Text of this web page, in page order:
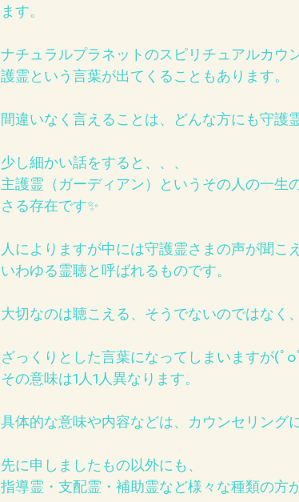
ます。
ナチュラルプラネットのスピリチュアルカウ
護霊という言葉が出てくることもあります。
間違いなく言えることは、どんな方にも守護
少し細かい話をすると、、、
主護霊（ガーディアン）というその人の一生
さる存在です✨
人によりますが中には守護霊さまの声が聞こ
いわゆる霊聴と呼ばれるものです。
大切なのは聴こえる、そうでないのではなく
ざっくりとした言葉になってしまいますが(ﾟoﾟ
その意味は1人1人異なります。
具体的な意味や内容などは、カウンセリング
先に申しましたもの以外にも、
指導霊・支配霊・補助霊など様々な種類の方